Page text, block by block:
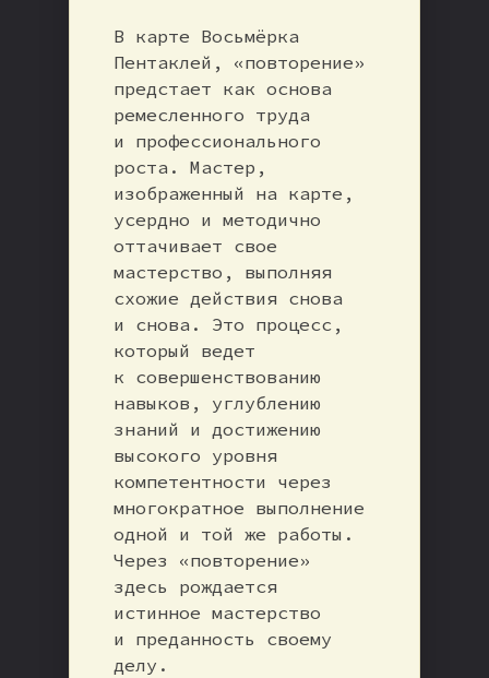
В карте Восьмёрка
Пентаклей, «повторение»
предстает как основа
ремесленного труда
и профессионального
роста. Мастер,
изображенный на карте,
усердно и методично
оттачивает свое
мастерство, выполняя
схожие действия снова
и снова. Это процесс,
который ведет
к совершенствованию
навыков, углублению
знаний и достижению
высокого уровня
компетентности через
многократное выполнение
одной и той же работы.
Через «повторение»
здесь рождается
истинное мастерство
и преданность своему
делу.